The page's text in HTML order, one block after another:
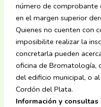
número de comprobante
en el margen superior
Quienes no cuenten con
imposibilite realizar la
concretarla pueden
oficina de Bromatología,
del edificio municipal, o
Cordón del Plata.
Información y consultas